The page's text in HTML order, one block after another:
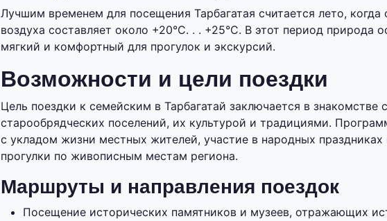
Лучшим временем для посещения Тарбагатая считается лето, когда
воздуха составляет около +20°C. . . +25°C. В этот период природа
мягкий и комфортный для прогулок и экскурсий.
Возможности и цели поездки
Цель поездки к семейским в Тарбагатай заключается в знакомстве
старообрядческих поселений, их культурой и традициями.
с укладом жизни местных жителей, участие в народных
прогулки по живописным местам региона.
Маршруты и направления поездок
Посещение исторических памятников и музеев, отражающих